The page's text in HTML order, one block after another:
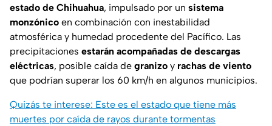
estado de Chihuahua, impulsado por un sistema
monzónico en combinación con inestabilidad
atmosférica y humedad procedente del Pacífico. Las
precipitaciones estarán acompañadas de descargas
eléctricas, posible caída de granizo y rachas de viento
que podrían superar los 60 km/h en algunos municipios.
Quizás te interese: Este es el estado que tiene más
muertes por caída de rayos durante tormentas